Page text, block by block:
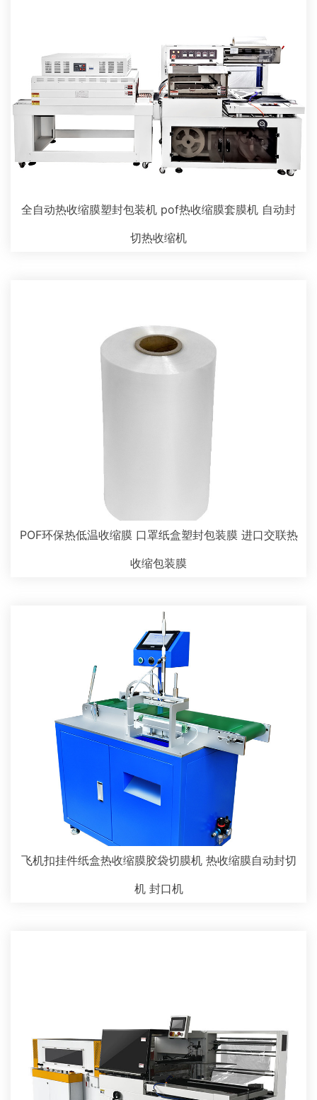
全自动热收缩膜塑封包装机 pof热收缩膜套膜机 自动封
切热收缩机
POF环保热低温收缩膜 口罩纸盒塑封包装膜 进口交联热
收缩包装膜
飞机扣挂件纸盒热收缩膜胶袋切膜机 热收缩膜自动封切
机 封口机